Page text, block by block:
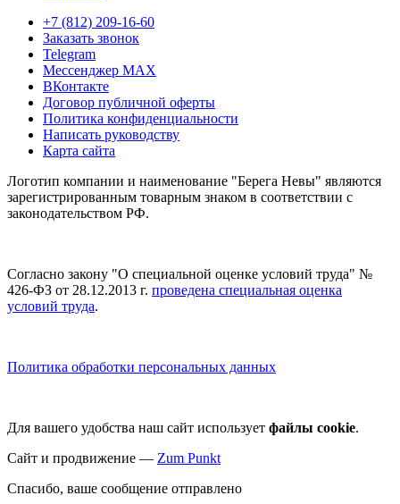
+7 (812) 209-16-60
Заказать звонок
Telegram
Мессенджер MAX
ВКонтакте
Договор публичной оферты
Политика конфиденциальности
Написать руководству
Карта сайта
Логотип компании и наименование "Берега Невы" являются
зарегистрированным товарным знаком в соответствии с
законодательством РФ.
Согласно закону "О специальной оценке условий труда" №
426-ФЗ от 28.12.2013 г. проведена специальная оценка
условий труда.
Политика обработки персональных данных
Для вашего удобства наш сайт использует файлы cookie.
Сайт и продвижение — Zum Punkt
Спасибо, ваше сообщение отправлено